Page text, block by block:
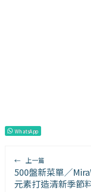
WhatsApp
← 上一篇
500盤新菜單／
元素打造清新季節